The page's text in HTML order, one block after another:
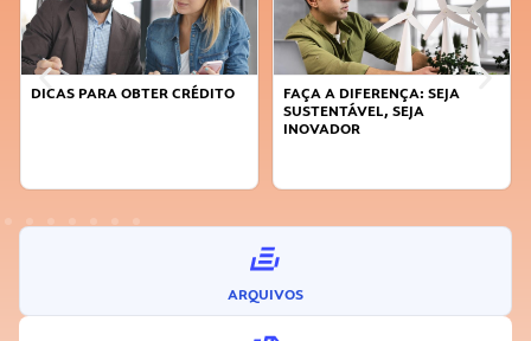
DICAS PARA OBTER CRÉDITO
FAÇA A DIFERENÇA: SEJA
SUSTENTÁVEL, SEJA
INOVADOR
ARQUIVOS